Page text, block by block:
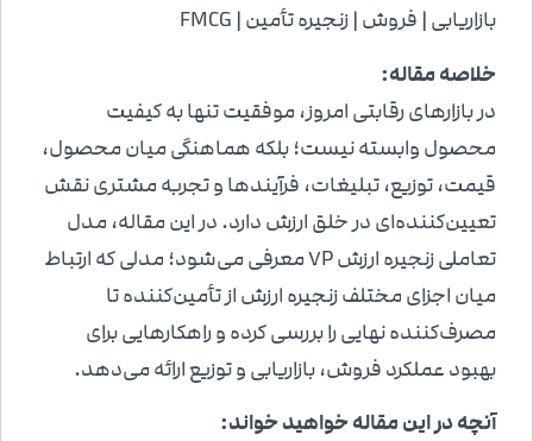
بازاریابی | فروش | زنجیره تأمین | FMCG
خلاصه مقاله:
در بازارهای رقابتی امروز، موفقیت تنها به کیفیت
محصول وابسته نیست؛ بلکه هماهنگی میان محصول،
قیمت، توزیع، تبلیغات، فرآیندها و تجربه مشتری نقش
تعیین‌کننده‌ای در خلق ارزش دارد. در این مقاله، مدل
تعاملی زنجیره ارزش 7P معرفی می‌شود؛ مدلی که ارتباط
میان اجزای مختلف زنجیره ارزش از تأمین‌کننده تا
مصرف‌کننده نهایی را بررسی کرده و راهکارهایی برای
بهبود عملکرد فروش، بازاریابی و توزیع ارائه می‌دهد.
آنچه در این مقاله خواهید خواند: